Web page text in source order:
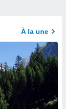
À la une